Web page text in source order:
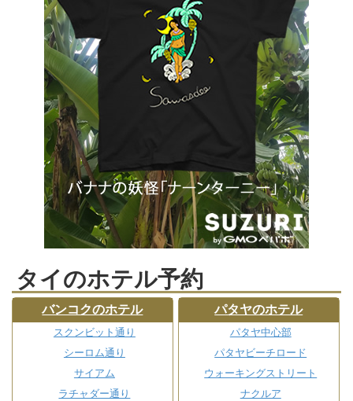
タイのホテル予約
バンコクのホテル
スクンビット通り
シーロム通り
サイアム
ラチャダー通り
パタヤのホテル
パタヤ中心部
パタヤビーチロード
ウォーキングストリート
ナクルア